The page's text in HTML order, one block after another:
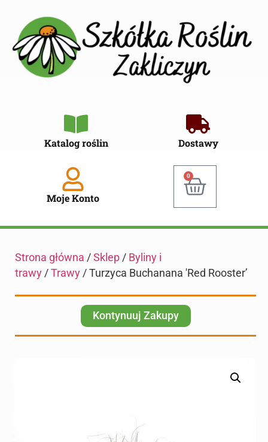
Katalog roślin Dostawy
Moje Konto
0
Strona główna / Sklep / Byliny i
trawy / Trawy / Turzyca Buchanana 'Red Rooster’
Kontynuuj Zakupy